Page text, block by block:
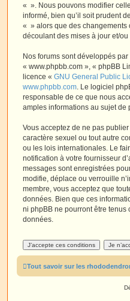
« ». Nous pouvons modifier
informé, bien qu’il soit prudent
« » alors que des changements
découlant des mises à jour et/ou
Nos forums sont développés
« www.phpbb.com », « phpBB
licence « GNU General Public
www.phpbb.com . Le logiciel
responsable de ce que nous
amples informations au sujet de
Vous acceptez de ne pas
caractère sexuel ou tout autre
ou les lois internationales. Le
notification à votre fournisseur
messages sont enregistrées
modifie, déplace ou verrouille
membre, vous acceptez que
données. Bien que ces
ni phpBB ne pourront être tenus
données.
Tout savoir sur les